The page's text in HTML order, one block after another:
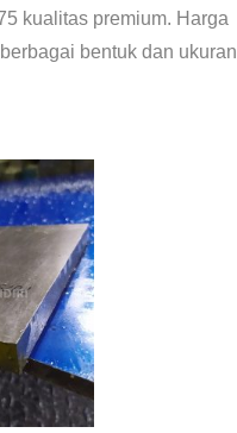
kualitas premium. Harga
bentuk dan ukuran